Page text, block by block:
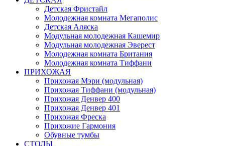
Детская Фристайл
Молодежная комната Мегаполис
Детская Аляска
Модульная молодежная Кашемир
Модульная молодежная Эверест
Молодежная комната Британия
Молодежная комната Тиффани
ПРИХОЖАЯ
Прихожая Мэри (модульная)
Прихожая Тиффани (модульная)
Прихожая Денвер 400
Прихожая Денвер 401
Прихожая Фреска
Прихожие Гармония
Обувные тумбы
СТОЛЫ